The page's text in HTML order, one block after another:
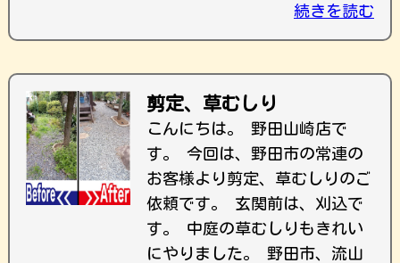
続きを読む
剪定、草むしり
こんにちは。 野田山崎店で
す。 今回は、野田市の常連の
お客様より剪定、草むしりのご
依頼です。 玄関前は、刈込で
す。 中庭の草むしりもきれい
にやりました。 野田市、流山